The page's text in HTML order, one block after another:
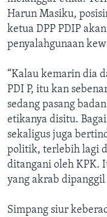
Harun Masiku,
ketua DPP PDIP
penyalahgunaan
“Kalau kemarin dia
PDI P, itu kan
sedang pasang
etikanya disitu.
sekaligus juga
politik, terlebih lagi
ditangani oleh KPK.
yang akrab dipanggil
Simpang siur